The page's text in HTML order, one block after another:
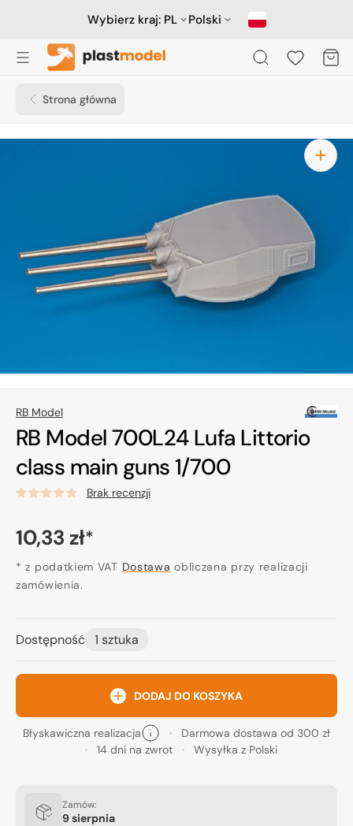
Wybierz kraj: PL Polski
Koszyk
Strona główna
Otwórz
media
1
w
widoku
RB Model
RB Model 700L24 Lufa Littorio
class main guns 1/700
Brak recenzji
Cena
regularna
10,33 zł*
* z podatkiem VAT Dostawa obliczana przy realizacji
zamówienia.
Dostępność 1 sztuka
DODAJ DO KOSZYKA
Błyskawiczna realizacja
Darmowa dostawa od 300 zł
14 dni na zwrot
Wysyłka z Polski
Zamów:
9 sierpnia